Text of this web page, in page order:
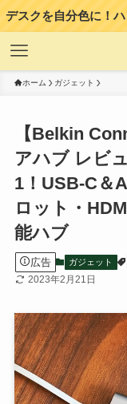
デスクを自分色に！
ホーム ガジェット
【Belkin
アハブ レビ
1！USB-C＆
ロット・
能ハブ
広告 ガジェット
2023年2月21日